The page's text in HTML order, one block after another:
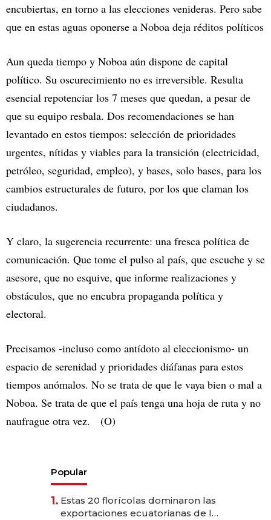
encubiertas, en torno a las elecciones venideras. Pero sabe
que en estas aguas oponerse a Noboa deja réditos políticos
Aun queda tiempo y Noboa aún dispone de capital
político. Su oscurecimiento no es irreversible. Resulta
esencial repotenciar los 7 meses que quedan, a pesar de
que su equipo resbala. Dos recomendaciones se han
levantado en estos tiempos: selección de prioridades
urgentes, nítidas y viables para la transición (electricidad,
petróleo, seguridad, empleo), y bases, solo bases, para los
cambios estructurales de futuro, por los que claman los
ciudadanos.
Y claro, la sugerencia recurrente: una fresca política de
comunicación. Que tome el pulso al país, que escuche y se
asesore, que no esquive, que informe realizaciones y
obstáculos, que no encubra propaganda política y
electoral.
Precisamos -incluso como antídoto al eleccionismo- un
espacio de serenidad y prioridades diáfanas para estos
tiempos anómalos. No se trata de que le vaya bien o mal a
Noboa. Se trata de que el país tenga una hoja de ruta y no
naufrague otra vez. (O)
Popular
1. Estas 20 florícolas dominaron las
exportaciones ecuatorianas de la